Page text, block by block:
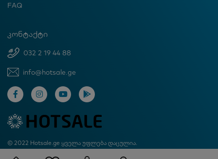
FAQ
კონტაქტი
032 2 19 44 88
info@hotsale.ge
© 2022 Hotsale.ge ყველა უფლება დაცულია.